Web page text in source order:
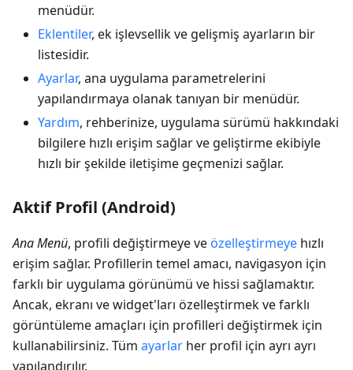
menüdür.
Eklentiler, ek işlevsellik ve gelişmiş ayarların bir
listesidir.
Ayarlar, ana uygulama parametrelerini
yapılandırmaya olanak tanıyan bir menüdür.
Yardım, rehberinize, uygulama sürümü hakkındaki
bilgilere hızlı erişim sağlar ve geliştirme ekibiyle
hızlı bir şekilde iletişime geçmenizi sağlar.
Aktif Profil (Android)
Ana Menü, profili değiştirmeye ve özelleştirmeye hızlı
erişim sağlar. Profillerin temel amacı, navigasyon için
farklı bir uygulama görünümü ve hissi sağlamaktır.
Ancak, ekranı ve widget'ları özelleştirmek ve farklı
görüntüleme amaçları için profilleri değiştirmek için
kullanabilirsiniz. Tüm ayarlar her profil için ayrı ayrı
yapılandırılır.